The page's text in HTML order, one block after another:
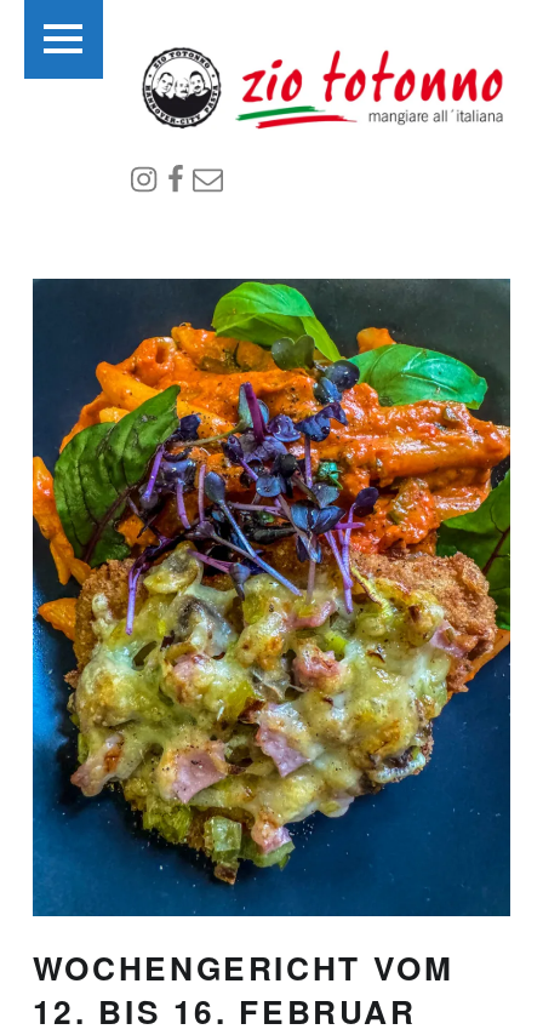
WOCHENGERICHT VOM
12. BIS 16. FEBRUAR